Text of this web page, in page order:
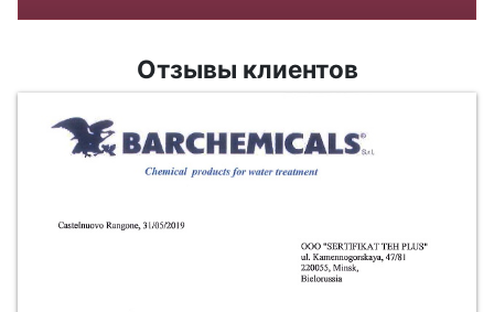
Отзывы клиентов